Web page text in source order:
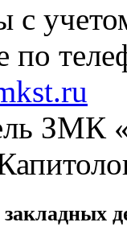
с
по
ЗМК